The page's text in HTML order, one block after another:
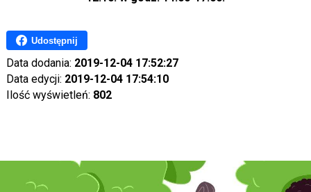
Udostępnij
Data dodania: 2019-12-04 17:52:27
Data edycji: 2019-12-04 17:54:10
Ilość wyświetleń: 802